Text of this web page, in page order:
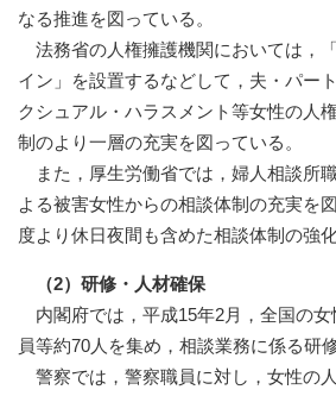
なる推進を図っている。
法務省の人権擁護機関においては，
イン」を設置するなどして，夫・パー
クシュアル・ハラスメント等女性の人
制のより一層の充実を図っている。
また，厚生労働省では，婦人相談所
よる被害女性からの相談体制の充実を
度より休日夜間も含めた相談体制の強
（2）研修・人材確保
内閣府では，平成15年2月，全国の
員等約70人を集め，相談業務に係る研
警察では，警察職員に対し，女性の